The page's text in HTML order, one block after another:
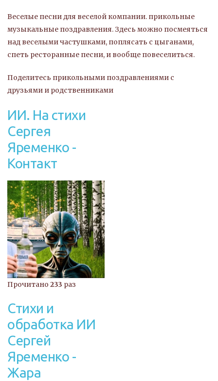
Веселые песни для веселой компании. прикольные
музыкальные поздравления. Здесь можно посмеяться
над веселыми частушками, поплясать с цыганами,
спеть ресторанные песни, и вообще повеселиться.
Поделитесь прикольными поздравлениями с
друзьями и родственниками
ИИ. На стихи
Сергея
Яременко -
Контакт
Прочитано 233 раз
Стихи и
обработка ИИ
Сергей
Яременко -
Жара